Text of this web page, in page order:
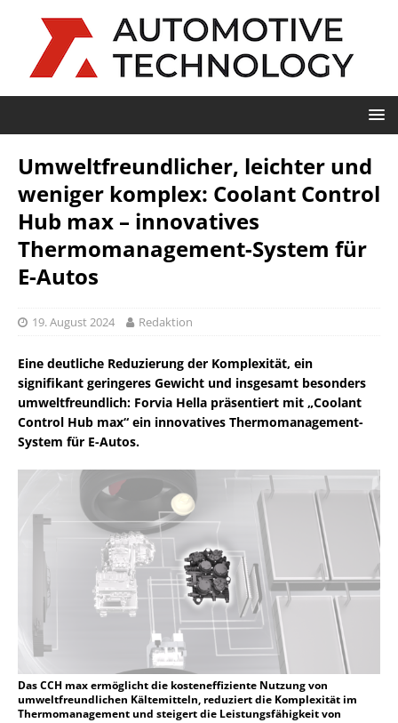
Umweltfreundlicher, leichter und
weniger komplex: Coolant Control
Hub max – innovatives
Thermomanagement-System für
E-Autos
19. August 2024 Redaktion
Eine deutliche Reduzierung der Komplexität, ein
signifikant geringeres Gewicht und insgesamt besonders
umweltfreundlich: Forvia Hella präsentiert mit „Coolant
Control Hub max“ ein innovatives Thermomanagement-
System für E-Autos.
Das CCH max ermöglicht die kosteneffiziente Nutzung von
umweltfreundlichen Kältemitteln, reduziert die Komplexität im
Thermomanagement und steigert die Leistungsfähigkeit von